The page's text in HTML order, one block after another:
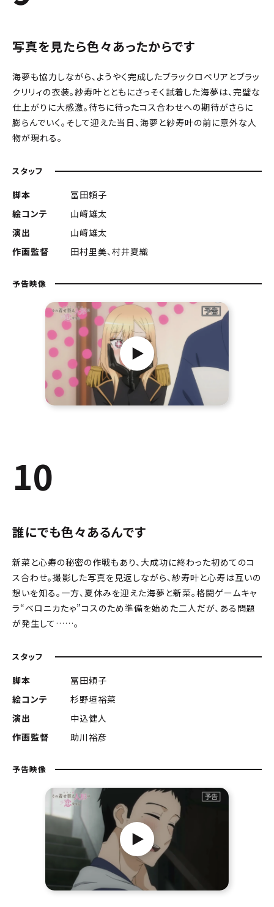
写真を見たら色々あったからです
海夢も協力しながら、ようやく完成したブラックロベリアとブラッ
クリリィの衣装。紗寿叶とともにさっそく試着した海夢は、完璧な
仕上がりに大感激。待ちに待ったコス合わせへの期待がさらに
膨らんでいく。そして迎えた当日、海夢と紗寿叶の前に意外な人
物が現れる。
スタッフ
脚本
冨田頼子
絵コンテ
山﨑雄太
演出
山﨑雄太
作画監督
田村里美、村井夏織
予告映像
10
誰にでも色々あるんです
新菜と心寿の秘密の作戦もあり、大成功に終わった初めてのコ
ス合わせ。撮影した写真を見返しながら、紗寿叶と心寿は互いの
想いを知る。一方、夏休みを迎えた海夢と新菜。格闘ゲームキャ
ラ“ベロニカたゃ”コスのため準備を始めた二人だが、ある問題
が発生して……。
スタッフ
脚本
冨田頼子
絵コンテ
杉野垣裕菜
演出
中込健人
作画監督
助川裕彦
予告映像